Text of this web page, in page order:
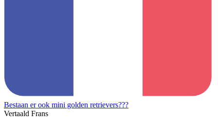
Bestaan er ook mini golden retrievers???
Vertaald Frans